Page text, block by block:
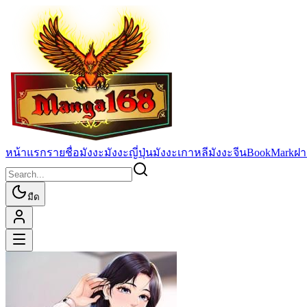
หน้าแรกรายชื่อมังงะมังงะญี่ปุ่นมังงะเกาหลีมังงะจีนBookMarkฝ
มืด